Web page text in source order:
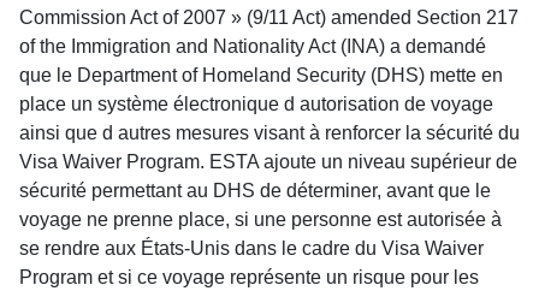
Commission Act of 2007 » (9/11 Act) amended Section 217
of the Immigration and Nationality Act (INA) a demandé
que le Department of Homeland Security (DHS) mette en
place un système électronique d autorisation de voyage
ainsi que d autres mesures visant à renforcer la sécurité du
Visa Waiver Program. ESTA ajoute un niveau supérieur de
sécurité permettant au DHS de déterminer, avant que le
voyage ne prenne place, si une personne est autorisée à
se rendre aux États-Unis dans le cadre du Visa Waiver
Program et si ce voyage représente un risque pour les